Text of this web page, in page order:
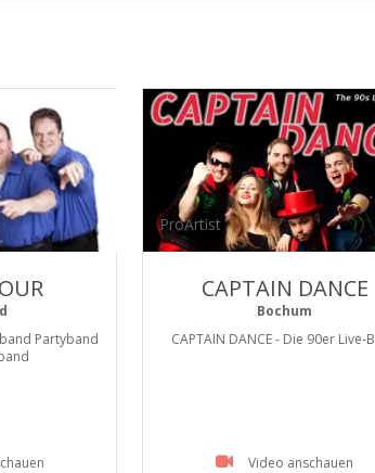
Partyband
ProArtist
CAPTAIN DANCE
Bochum
CAPTAIN DANCE - Die 90er Live-
Video anschauen